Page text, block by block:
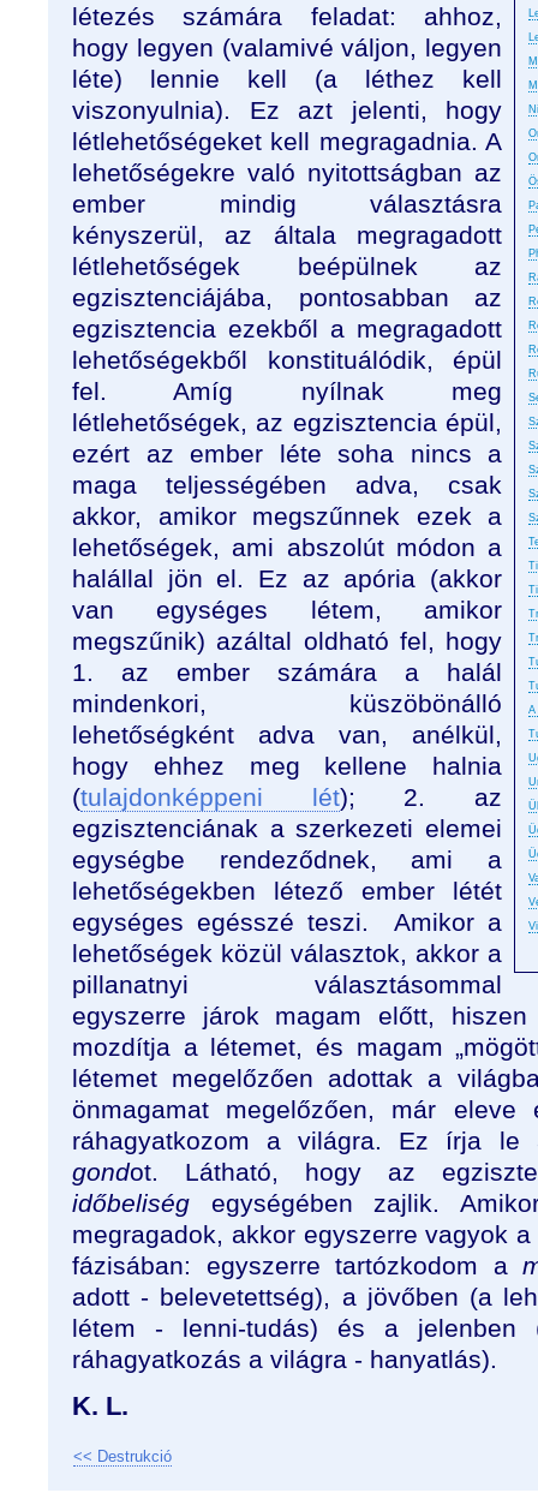
A
létezés számára feladat: ahhoz,
hogy legyen (valamivé váljon, legyen
léte) lennie kell (a léthez kell
viszonyulnia). Ez azt jelenti, hogy
létlehetőségeket kell megragadnia. A
lehetőségekre való nyitottságban az
ember mindig választásra
kényszerül, az általa megragadott
létlehetőségek beépülnek az
egzisztenciájába, pontosabban az
egzisztencia ezekből a megragadott
lehetőségekből konstituálódik, épül
fel. Amíg nyílnak meg
létlehetőségek, az egzisztencia épül,
ezért az ember léte soha nincs a
maga teljességében adva, csak
akkor, amikor megszűnnek ezek a
lehetőségek, ami abszolút módon a
halállal jön el. Ez az apória (akkor
van egységes létem, amikor
megszűnik) azáltal oldható fel, hogy
1. az ember számára a halál
mindenkori, küszöbönálló
lehetőségként adva van, anélkül,
hogy ehhez meg kellene halnia
(tulajdonképpeni lét); 2. az
egzisztenciának a szerkezeti elemei
egységbe rendeződnek, ami a
lehetőségekben létező ember létét
egységes egésszé teszi. Amikor a
lehetőségek közül választok, akkor a
pillanatnyi választásommal
egyszerre járok magam előtt,
mozdítja a létemet, és magam
létemet megelőzően adottak a
önmagamat megelőzően, már eleve
ráhagyatkozom a világra. Ez írja le
gondot. Látható, hogy az
időbeliség egységében zajlik.
megragadok, akkor egyszerre vagyok
fázisában: egyszerre tartózkodom a
adott - belevetettség), a jövőben (a
létem - lenni-tudás) és a jelenben
ráhagyatkozás a világra - hanyatlás).
K. L.
<< Destrukció